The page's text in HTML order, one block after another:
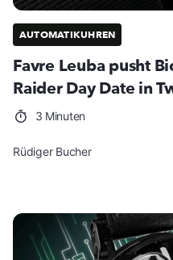
AUTOMATIKUHREN
Favre Leuba pusht
Raider Day Date in
3 Minuten
Rüdiger Bucher